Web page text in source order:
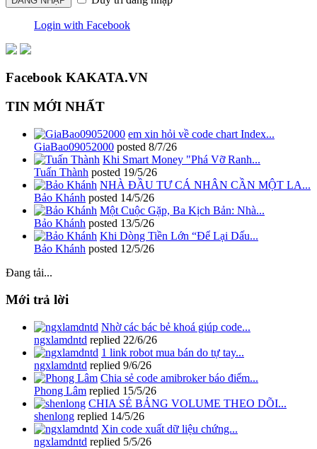
Login with Facebook
Facebook KAKATA.VN
TIN MỚI NHẤT
em xin hỏi về code chart Index...
GiaBao09052000 posted 8/7/26
Khi Smart Money "Phá Vỡ Ranh...
Tuấn Thành posted 19/5/26
NHÀ ĐẦU TƯ CÁ NHÂN CẦN MỘT LA...
Bảo Khánh posted 14/5/26
Một Cuộc Gặp, Ba Kịch Bản: Nhà...
Bảo Khánh posted 13/5/26
Khi Dòng Tiền Lớn “Để Lại Dấu...
Bảo Khánh posted 12/5/26
Đang tải...
Mới trả lời
Nhờ các bác bẻ khoá giúp code...
ngxlamdntd replied 22/6/26
1 link robot mua bán do tự tay...
ngxlamdntd replied 9/6/26
Chia sẻ code amibroker báo điểm...
Phong Lâm replied 15/5/26
CHIA SẺ BẢNG VOLUME THEO DÕI...
shenlong replied 14/5/26
Xin code xuất dữ liệu chứng...
ngxlamdntd replied 5/5/26